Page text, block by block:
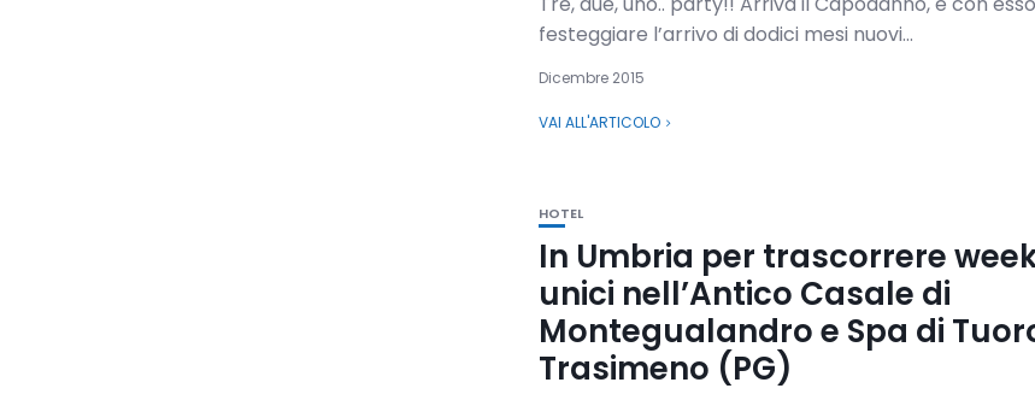
festeggiare l’arrivo di dodici mesi nuovi...
Dicembre 2015
VAI ALL'ARTICOLO
HOTEL
In Umbria per trascorrere
unici nell’Antico Casale di
Montegualandro e Spa di
Trasimeno (PG)